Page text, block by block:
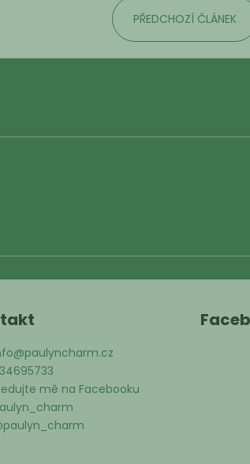
PŘEDCHOZÍ ČLÁNEK
@paulyncharm.cz
mě na Facebooku